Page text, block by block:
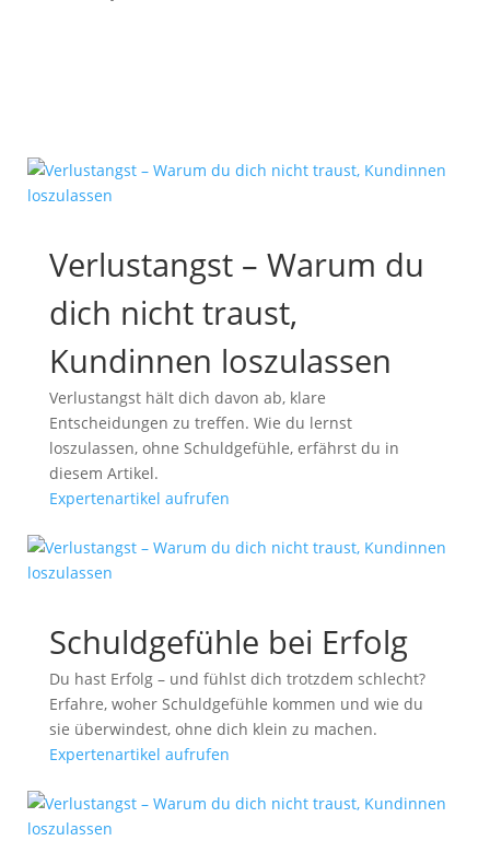
Verlustangst – Warum du
dich nicht traust,
Kundinnen loszulassen
Verlustangst hält dich davon ab, klare
Entscheidungen zu treffen. Wie du lernst
loszulassen, ohne Schuldgefühle, erfährst du in
diesem Artikel.
Expertenartikel aufrufen
Schuldgefühle bei Erfolg
Du hast Erfolg – und fühlst dich trotzdem schlecht?
Erfahre, woher Schuldgefühle kommen und wie du
sie überwindest, ohne dich klein zu machen.
Expertenartikel aufrufen